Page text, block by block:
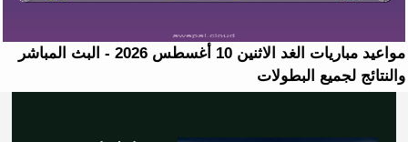
مواعيد مباريات الغد الاثنين 10 أغسطس 2026 - البث المباشر
والنتائج لجميع البطولات